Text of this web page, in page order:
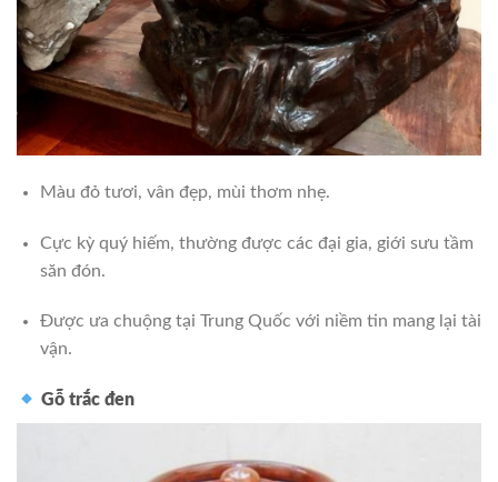
Màu đỏ tươi, vân đẹp, mùi thơm nhẹ.
Cực kỳ quý hiếm, thường được các đại gia, giới sưu tầm
săn đón.
Được ưa chuộng tại Trung Quốc với niềm tin mang lại tài
vận.
Gỗ trắc đen